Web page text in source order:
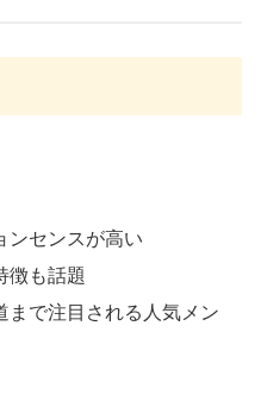
ンセンスが高い
徴も話題
まで注目される人気メン